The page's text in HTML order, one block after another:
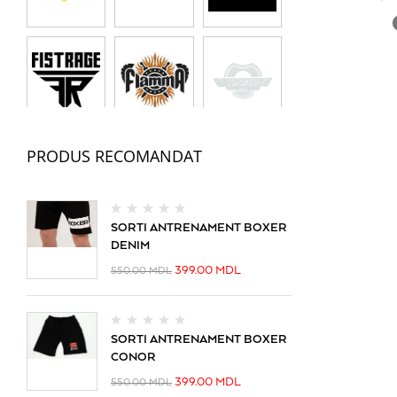
Sur
Violet
PRODUS RECOMANDAT
SORTI ANTRENAMENT BOXER
DENIM
550.00MDL 399.00 MDL
SORTI ANTRENAMENT BOXER
CONOR
550.00MDL 399.00 MDL